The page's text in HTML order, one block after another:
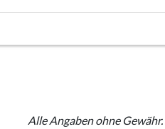
Alle Angaben ohne